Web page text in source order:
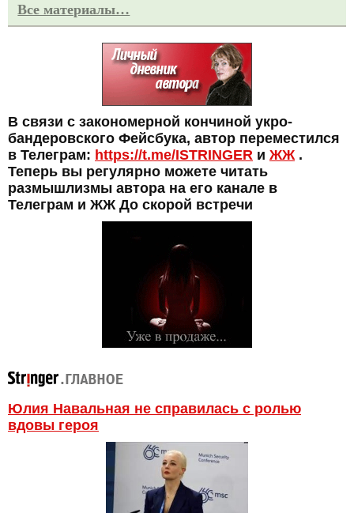
Все материалы…
В связи с закономерной кончиной укро-
бандеровского Фейсбука, автор переместился
в Телеграм: https://t.me/ISTRINGER и ЖЖ.
Теперь вы регулярно можете читать
размышлизмы автора на его канале в
Телеграм и ЖЖ До скорой встречи
Юлия Навальная не справилась с ролью
вдовы героя